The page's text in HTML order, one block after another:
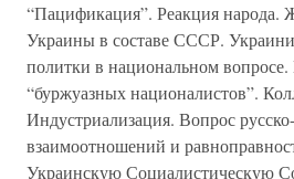
“Пацификация”. Реакция народа.
Украины в составе СССР.
политки в национальном
“буржуазных националистов”.
Индустриализация. Вопрос
взаимоотношений и
Украинскую Социалистическую